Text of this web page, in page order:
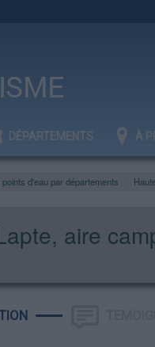
DÉPARTEMENTS À
d'eau par départements
aire